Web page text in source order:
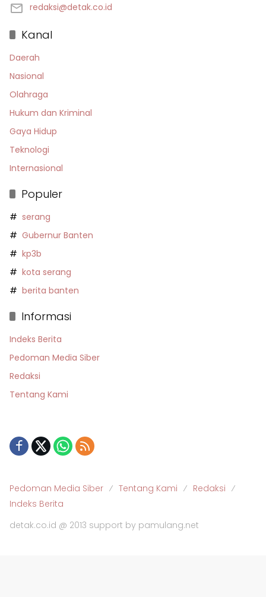
redaksi@detak.co.id
Kanal
Daerah
Nasional
Olahraga
Hukum dan Kriminal
Gaya Hidup
Teknologi
Internasional
Populer
serang
Gubernur Banten
kp3b
kota serang
berita banten
Informasi
Indeks Berita
Pedoman Media Siber
Redaksi
Tentang Kami
Pedoman Media Siber Tentang Kami
Redaksi
Indeks Berita
detak.co.id @ 2013 support by pamulang.net